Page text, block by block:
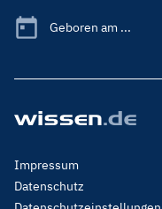
Geboren am ...
Footer
Menu
Impressum
Datenschutz